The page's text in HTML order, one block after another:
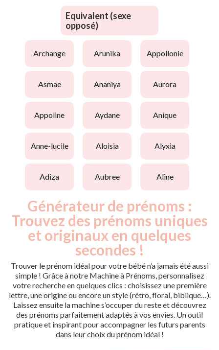
Equivalent (sexe
opposé)
archange arunika appollonie
asmae ananiya aurora
appoline aydane anique
anne-lucile aloisia alyxia
adiza aubree aline
Générateur de prénoms :
Trouvez des prénoms uniques
et originaux en quelques
secondes !
Trouver le prénom idéal pour votre bébé n’a jamais été aussi
simple ! Grâce à notre Machine à Prénoms, personnalisez
votre recherche en quelques clics : choisissez une première
lettre, une origine ou encore un style (rétro, floral, biblique…).
Laissez ensuite la machine s’occuper du reste et découvrez
des prénoms parfaitement adaptés à vos envies. Un outil
pratique et inspirant pour accompagner les futurs parents
dans leur choix du prénom idéal !